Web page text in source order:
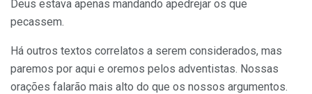
Deus estava apenas mandando apedrejar os que
pecassem.
Há outros textos correlatos a serem considerados, mas
paremos por aqui e oremos pelos adventistas. Nossas
orações falarão mais alto do que os nossos argumentos.